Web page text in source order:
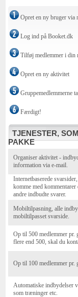
Opret en ny bruger via
Log ind på Booket.dk
Tilføj medlemmer i din
Opret en ny aktivitet
Gruppemedlemmerne
Færdigt!
TJENESTER,
PAKKE
Organiser aktivitet -
information via e-mail.
Internetbaserede
komme med
andre indbudte svarer.
Mobiltilpasning, alle
mobiltilpasset svarside.
Op til 500 medlemmer pr.
flere end 500, skal du
Op til 100 medlemmer pr.
Automatiske indbydelser
som træninger etc.